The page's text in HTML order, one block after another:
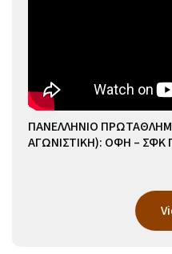
ΠΑΝΕΛΛΗΝΙΟ
ΑΓΩΝΙΣΤΙΚΗ): ΟΦΗ – ΣΦΚ